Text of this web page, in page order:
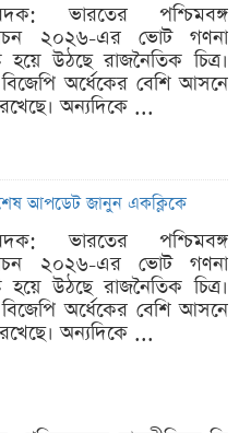
ভারতের পশ্চিমবঙ্গ
২০২৬-এর ভোট গণনা
হয়ে উঠছে রাজনৈতিক চিত্র।
অর্ধেকের বেশি আসনে
অন্যদিকে ...
আপডেট জানুন একক্লিকে
ভারতের পশ্চিমবঙ্গ
২০২৬-এর ভোট গণনা
হয়ে উঠছে রাজনৈতিক চিত্র।
অর্ধেকের বেশি আসনে
অন্যদিকে ...